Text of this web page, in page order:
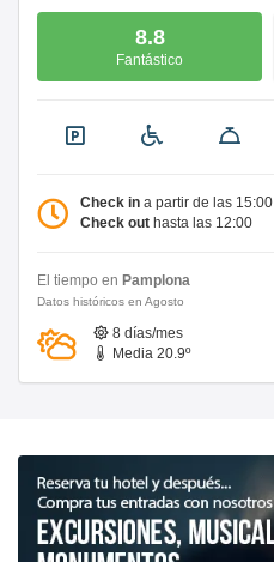
8.8
Fantástico
Check in a partir de las 15:00
Check out hasta las 12:00
El tiempo en Pamplona
Datos históricos en Agosto
8 días/mes
Media 20.9º